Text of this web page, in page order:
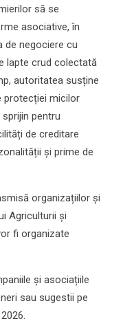
să se
asociative, în
de negociere cu
lapte crud colectată
autoritatea susține
protecției micilor
pentru
de creditare
și prime de
organizațiilor și
Agriculturii și
fi organizate
și asociațiile
sau sugestii pe